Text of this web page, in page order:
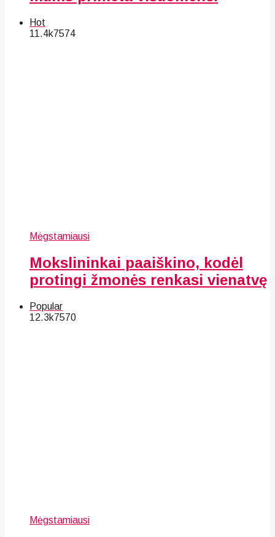
Hot
11.4k7574
Mėgstamiausi
Mokslininkai paaiškino, kodėl
protingi žmonės renkasi vienatvę
Popular
12.3k7570
Mėgstamiausi